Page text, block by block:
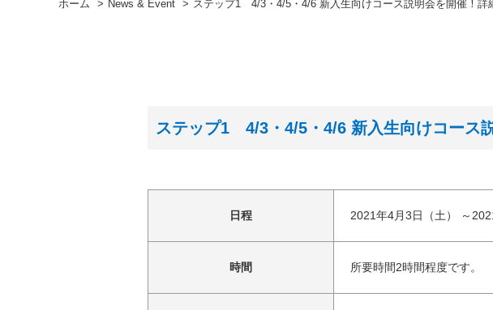
ホーム News & Event ステップ1 4/3・4/5・4/6 新入生向けコース説明会を開催！詳
ステップ1 4/3・4/5・4/6 新入生向けコース
日程 2021年4月3日（土） ～
時間 所要時間2時間程度です。